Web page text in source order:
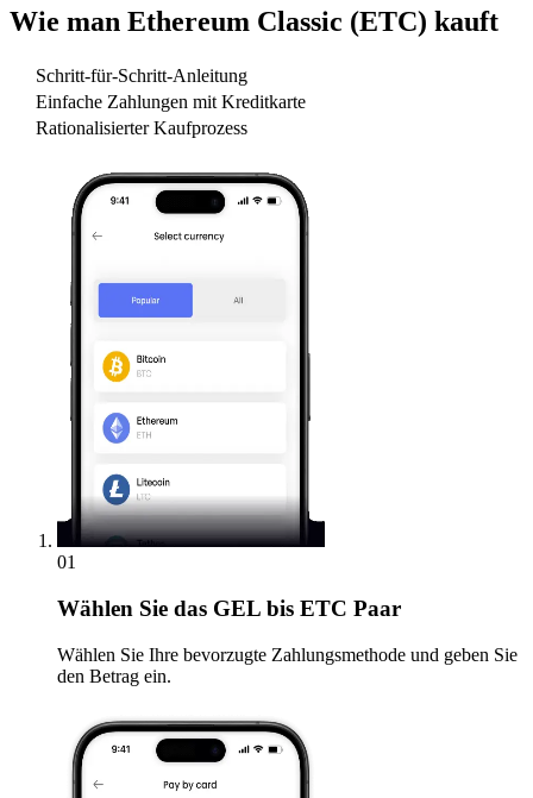
Wie man Ethereum Classic (ETC) kauft
Schritt-für-Schritt-Anleitung
Einfache Zahlungen mit Kreditkarte
Rationalisierter Kaufprozess
01
Wählen Sie das GEL bis ETC Paar
Wählen Sie Ihre bevorzugte Zahlungsmethode und geben Sie
den Betrag ein.